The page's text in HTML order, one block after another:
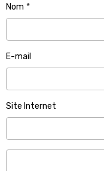
Nom
E-mail
Site Internet